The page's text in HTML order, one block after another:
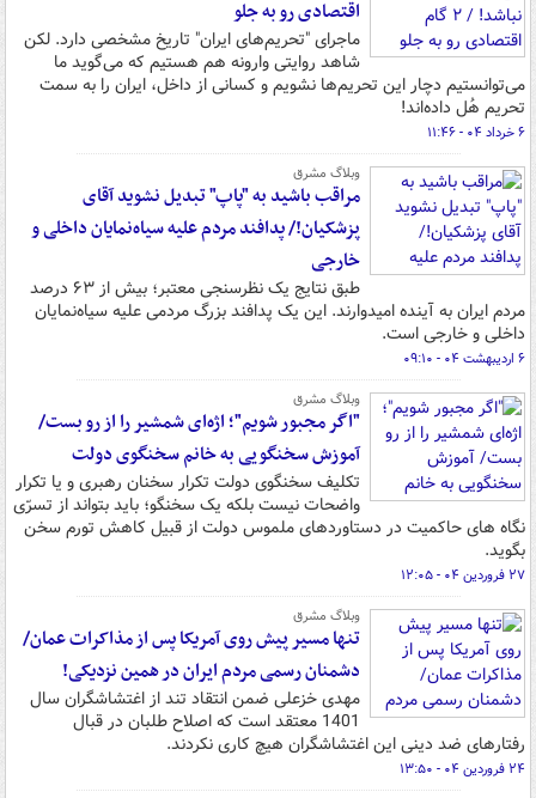
اقتصادی رو به جلو
ماجرای "تحریم‌های ایران" تاریخ مشخصی دارد. لکن
شاهد روایتی وارونه هم هستیم که می‌گوید ما
می‌توانستیم دچار این تحریم‌ها نشویم و کسانی از داخل، ایران را به سمت
تحریم هُل داده‌اند!
۶ خرداد ۰۴ - ۱۱:۴۶
وبلاگ مشرق
مراقب باشید به "پاپ" تبدیل نشوید آقای
پزشکیان!/ پدافند مردم علیه سیاه‌نمایان داخلی و
خارجی
طبق نتایج یک نظرسنجی معتبر؛ بیش از ۶۳ درصد
مردم ایران به آینده امیدوارند. این یک پدافند بزرگ مردمی علیه سیاه‌نمایان
داخلی و خارجی است.
۶ اردیبهشت ۰۴ - ۰۹:۱۰
وبلاگ مشرق
"اگر مجبور شویم"؛ اژه‌ای شمشیر را از رو بست/
آموزش سخنگویی به خانم سخنگوی دولت
تکلیف سخنگوی دولت تکرار سخنان رهبری و یا تکرار
واضحات نیست بلکه یک سخنگو؛ باید بتواند از تسرّی
نگاه های حاکمیت در دستاوردهای ملموس دولت از قبیل کاهش تورم سخن
بگوید.
۲۷ فروردین ۰۴ - ۱۲:۰۵
وبلاگ مشرق
تنها مسیر پیش روی آمریکا پس از مذاکرات عمان/
دشمنان رسمی مردم ایران در همین نزدیکی!
مهدی خزعلی ضمن انتقاد تند از اغتشاشگران سال
1401 معتقد است که اصلاح طلبان در قبال
رفتارهای ضد دینی این اغتشاشگران هیچ کاری نکردند.
۲۴ فروردین ۰۴ - ۱۳:۵۰